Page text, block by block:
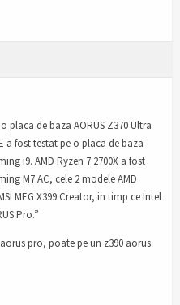
placa de baza AORUS Z370 Ultra
a fost testat pe o placa de baza
i9. AMD Ryzen 7 2700X a fost
M7 AC, cele 2 modele AMD
MEG X399 Creator, in timp ce Intel
Pro.”
pro, poate pe un z390 aorus